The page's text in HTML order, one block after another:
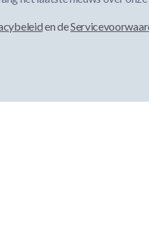
en de